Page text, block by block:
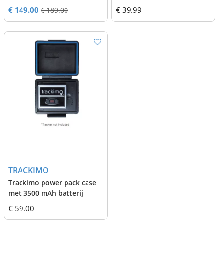
€ 149.00 € 189.00 € 39.99
TRACKIMO
Trackimo power pack case
met 3500 mAh batterij
€ 59.00